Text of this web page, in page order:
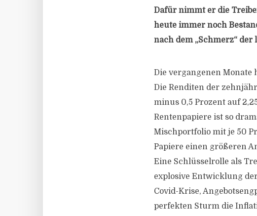
Dafür nimmt er die
heute immer noch
nach dem „Schmerz“
Die vergangenen
Die Renditen der
minus 0,5 Prozent auf
Rentenpapiere ist so
Mischportfolio mit je 50
Papiere einen größeren
Eine Schlüsselrolle als
explosive Entwicklung
Covid-Krise,
perfekten Sturm die